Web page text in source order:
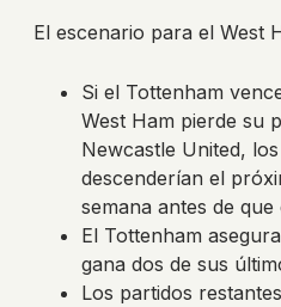
El escenario para el West
Si el Tottenham
West Ham pierde su
Newcastle United, los
descenderían el
semana antes de
El Tottenham
gana dos de sus
Los partidos